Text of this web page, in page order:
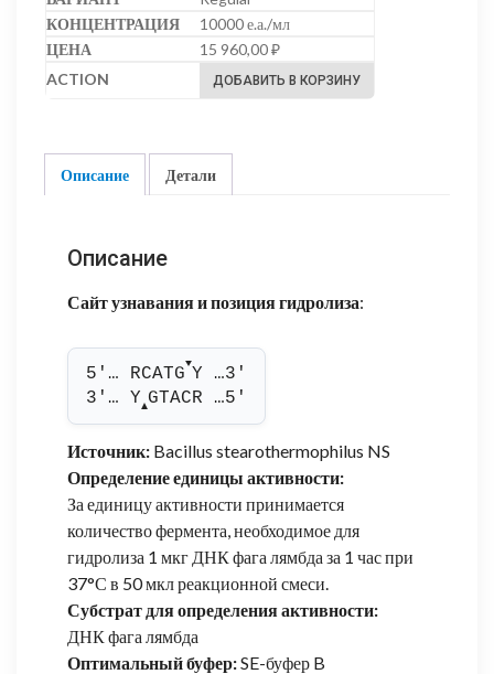
10000 е.а./мл
15 960,00₽
ДОБАВИТЬ В КОРЗИНУ
Описание Детали
Описание
Сайт узнавания и позиция гидролиза:
5'… RCATG
▼
Y …3'
3'… Y▲GTACR …5'
Источник: Bacillus stearothermophilus NS
Определение единицы активности:
За единицу активности принимается
количество фермента, необходимое для
гидролиза 1 мкг ДНК фага лямбда за 1 час при
37°С в 50 мкл реакционной смеси.
Субстрат для определения активности:
ДНК фага лямбда
Оптимальный буфер:SE-буфер B